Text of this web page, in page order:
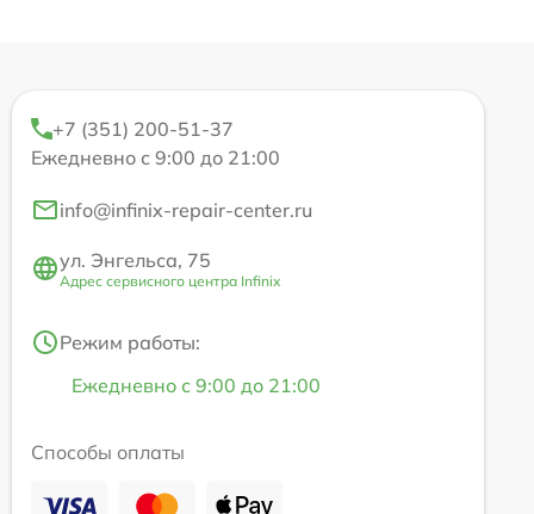
+7 (351) 200-51-37
Ежедневно с 9:00 до 21:00
info@infinix-repair-center.ru
ул. Энгельса, 75
Адрес сервисного центра Infinix
Режим работы:
Ежедневно с 9:00 до 21:00
Способы оплаты